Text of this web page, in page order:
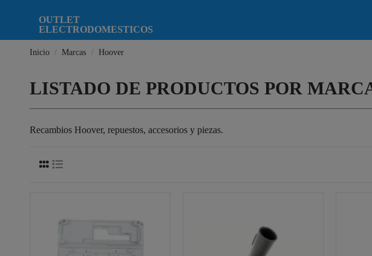
OUTLET
ELECTRODOMESTICOS
Inicio Marcas Hoover
LISTADO DE PRODUCTOS POR
Recambios Hoover, repuestos, accesorios y piezas.